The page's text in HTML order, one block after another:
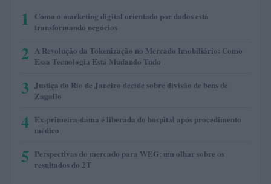
1
Como o marketing digital orientado por dados está
transformando negócios
2 A Revolução da Tokenização no Mercado Imobiliário: Como
Essa Tecnologia Está Mudando Tudo
3
Justiça do Rio de Janeiro decide sobre divisão de bens de
Zagallo
4 Ex-primeira-dama é liberada do hospital após procedimento
médico
5 Perspectivas do mercado para WEG: um olhar sobre os
resultados do 2T